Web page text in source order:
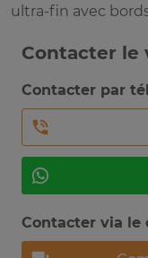
ultra-fin avec
Contacter le
Contacter par
Contacter via le